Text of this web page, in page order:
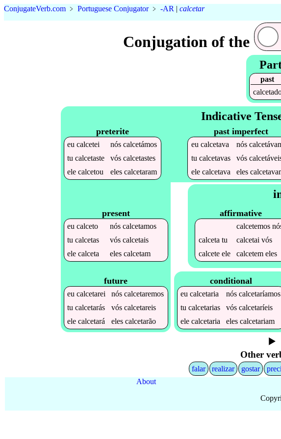
ConjugateVerb.com ﹥ Portuguese Conjugator﹥ -AR | calcetar
Conjugation of the
past
Indicative
preterite
eucalcetei nóscalcetámos
tucalcetaste vóscalcetastes
elecalcetou elescalcetaram
past imperfect
eu calcetava nós
tu calcetavas vós
ele calcetava eles
present
eucalceto nóscalcetamos
tucalcetas vóscalcetais
elecalceta elescalcetam
future
eucalcetarei nóscalcetaremos
tucalcetarás vóscalcetareis
elecalcetará elescalcetarão
affirmative
calcetemos
calceta tu calcetai vós
calceteele calcetemeles
conditional
eucalcetaria nóscalcetaríamos
tucalcetarias vóscalcetaríeis
elecalcetaria elescalcetariam
Other
falar realizar gostar
About